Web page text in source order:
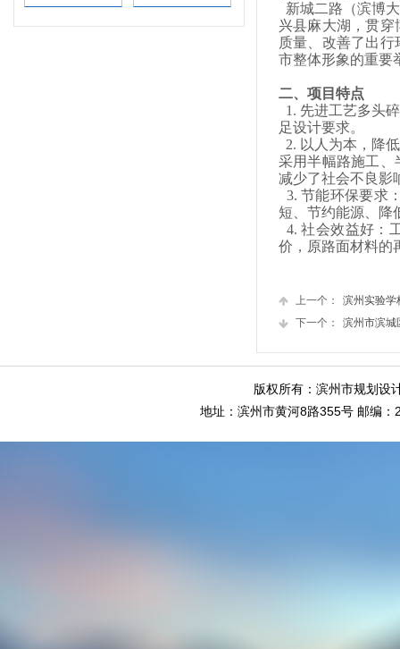
新城二路（滨博
兴县麻大湖，贯
质量、改善了出
市整体形象的重要
二、项目特点
1. 先进工艺多头
足设计要求。
2. 以人为本，降
采用半幅路施工、
减少了社会不良影
3. 节能环保要求
短、节约能源、降
4. 社会效益好：
价，原路面材料的
上一个：
滨州实验
下一个：
滨州市滨城
版权所有：滨州市规划设
地址：滨州市黄河8路355号 邮编